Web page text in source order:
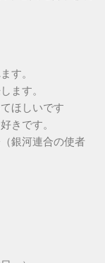
す。
ます。
ほしいです
きです。
銀河連合の使者